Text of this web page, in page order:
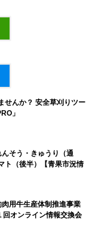
せんか？ 安全草刈りツー
」
そう・きゅうり（通
ト（後半）【青果市況情
用牛生産体制推進事業
オンライン情報交換会